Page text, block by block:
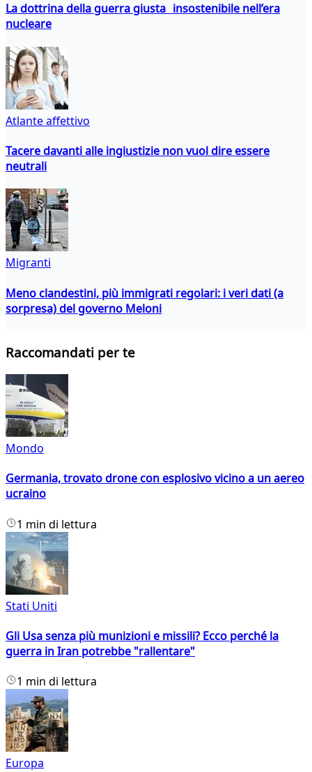
La dottrina della guerra giusta insostenibile nell’era
nucleare
Atlante affettivo
Tacere davanti alle ingiustizie non vuol dire essere
neutrali
Migranti
Meno clandestini, più immigrati regolari: i veri dati (a
sorpresa) del governo Meloni
Raccomandati per te
Mondo
Germania, trovato drone con esplosivo vicino a un aereo
ucraino
1 min di lettura
Stati Uniti
Gli Usa senza più munizioni e missili? Ecco perché la
guerra in Iran potrebbe "rallentare"
1 min di lettura
Europa